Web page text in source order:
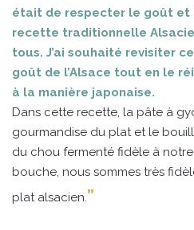
était de respecter le goût
recette traditionnelle
tous. J’ai souhaité revisiter
goût de l’Alsace tout en le
à la manière japonaise.
Dans cette recette, la pâte à
gourmandise du plat et le
du chou fermenté fidèle à
bouche, nous sommes très
plat alsacien.”